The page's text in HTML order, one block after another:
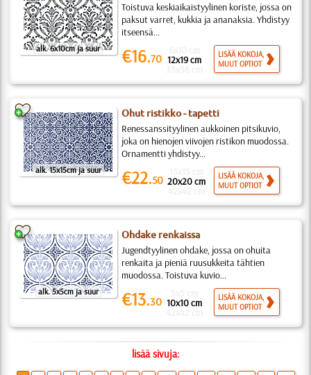
alk. 6x10cm ja suur
Toistuva keskiaikaistyylinen koriste, jossa on
paksut varret, kukkia ja ananaksia. Yhdistyy
itseensä...
€16.70 12x19 cm
LISÄÄ KOKOJA,
MUUT OPTIOT
alk. 15x15cm ja suur
Ohut ristikko - tapetti
Renessanssityylinen aukkoinen pitsikuvio,
joka on hienojen viivojen ristikon muodossa.
Ornamentti yhdistyy...
€22.50 20x20 cm
LISÄÄ KOKOJA,
MUUT OPTIOT
alk. 5x5cm ja suur
Ohdake renkaissa
Jugendtyylinen ohdake, jossa on ohuita
renkaita ja pieniä ruusukkeita tähtien
muodossa. Toistuva kuvio...
€13.30 10x10 cm
LISÄÄ KOKOJA,
MUUT OPTIOT
lisää sivuja: